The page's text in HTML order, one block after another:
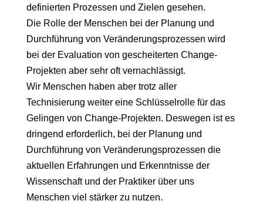
definierten Prozessen und Zielen gesehen.
Die Rolle der Menschen bei der Planung und
Durchführung von Veränderungsprozessen wird
bei der Evaluation von gescheiterten Change-
Projekten aber sehr oft vernachlässigt.
Wir Menschen haben aber trotz aller
Technisierung weiter eine Schlüsselrolle für das
Gelingen von Change-Projekten. Deswegen ist es
dringend erforderlich, bei der Planung und
Durchführung von Veränderungsprozessen die
aktuellen Erfahrungen und Erkenntnisse der
Wissenschaft und der Praktiker über uns
Menschen viel stärker zu nutzen.